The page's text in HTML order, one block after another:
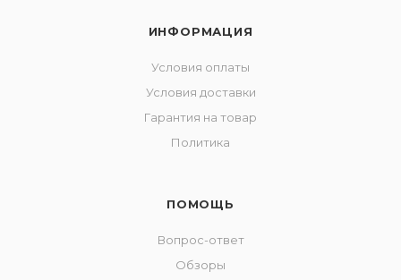
ИНФОРМАЦИЯ
Условия оплаты
Условия доставки
Гарантия на товар
Политика
ПОМОЩЬ
Вопрос-ответ
Обзоры